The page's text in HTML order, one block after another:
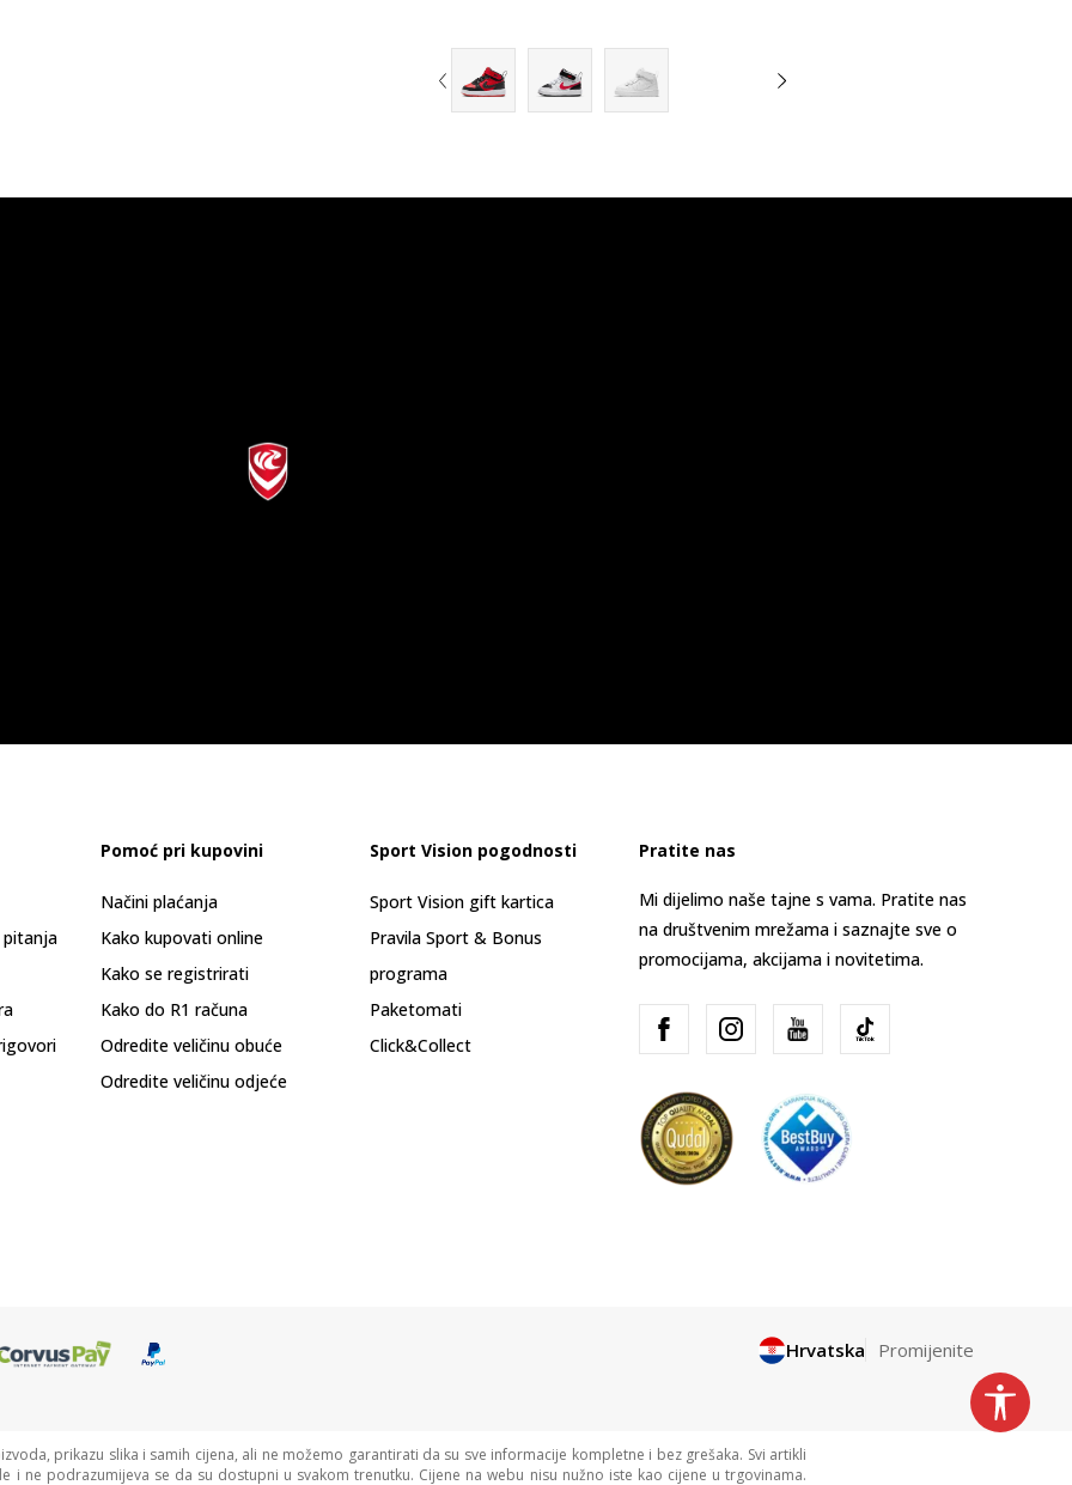
pitanja
Pomoć pri kupovini
Načini plaćanja
Kako kupovati online
Kako se registrirati
Kako do R1 računa
Odredite veličinu obuće
Odredite veličinu odjeće
Sport Vision pogodnosti
Sport Vision gift kartica
Pravila Sport & Bonus
programa
Paketomati
Click&Collect
Pratite nas
Mi dijelimo naše tajne s vama. Pratite nas
na društvenim mrežama i saznajte sve o
promocijama, akcijama i novitetima.
Hrvatska Promijenite
prikazu slika i samih cijena, ali ne možemo garantirati da su sve informacije kompletne i bez grešaka. Svi artikli
i ne podrazumijeva se da su dostupni u svakom trenutku. Cijene na webu nisu nužno iste kao cijene u trgovinama.